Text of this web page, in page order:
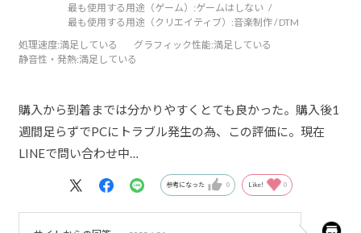
最も使用する用途（ゲーム）:ゲームはしない
最も使用する用途（クリエイティブ）:音楽制作 / DTM
処理速度:満足している グラフィック性能:満足している
静音性・発熱:満足している
購入から到着までは分かりやすくとても良かった。購入後1
週間足らずでPCにトラブル発生の為、この評価に。現在
LINEで問い合わせ中…
参考になった 0 Like! 0